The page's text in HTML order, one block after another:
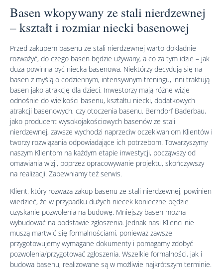
Basen wkopywany ze stali nierdzewnej
– kształt i rozmiar niecki basenowej
Przed zakupem basenu ze stali nierdzewnej warto dokładnie
rozważyć, do czego basen będzie używany, a co za tym idzie – jak
duża powinna być niecka basenowa. Niektórzy decydują się na
basen z myślą o codziennym, intensywnym treningu, inni traktują
basen jako atrakcję dla dzieci. Inwestorzy mają różne wizje
odnośnie do wielkości basenu, kształtu niecki, dodatkowych
atrakcji basenowych, czy otoczenia basenu. Berndorf Baderbau,
jako producent wysokojakościowych basenów ze stali
nierdzewnej, zawsze wychodzi naprzeciw oczekiwaniom Klientów i
tworzy rozwiązania odpowiadające ich potrzebom. Towarzyszymy
naszym Klientom na każdym etapie inwestycji, począwszy od
omawiania wizji, poprzez opracowywanie projektu, skończywszy
na realizacji. Zapewniamy też serwis.
Klient, który rozważa zakup basenu ze stali nierdzewnej, powinien
wiedzieć, że w przypadku dużych niecek konieczne będzie
uzyskanie pozwolenia na budowę. Mniejszy basen można
wybudować na podstawie zgłoszenia. Jednak nasi Klienci nie
muszą martwić się formalnościami, ponieważ zawsze
przygotowujemy wymagane dokumenty i pomagamy zdobyć
pozwolenia/przygotować zgłoszenia. Wszelkie formalności, jak i
budowa basenu, realizowane są w możliwie najkrótszym terminie.